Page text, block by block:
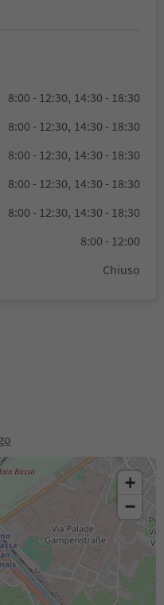
8:00 - 12:30, 14:30 - 18:30
8:00 - 12:30, 14:30 - 18:30
8:00 - 12:30, 14:30 - 18:30
8:00 - 12:30, 14:30 - 18:30
8:00 - 12:30, 14:30 - 18:30
8:00 - 12:00
Chiuso
+
−